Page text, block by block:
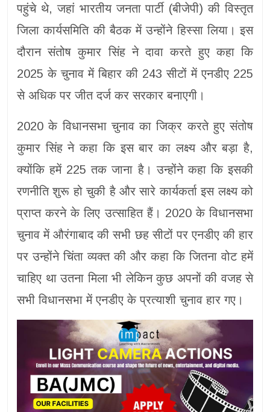
पहुंचे थे, जहां भारतीय जनता पार्टी (बीजेपी) की विस्तृत
जिला कार्यसमिति की बैठक में उन्होंने हिस्सा लिया। इस
दौरान संतोष कुमार सिंह ने दावा करते हुए कहा कि
2025 के चुनाव में बिहार की 243 सीटों में एनडीए 225
से अधिक पर जीत दर्ज कर सरकार बनाएगी।
2020 के विधानसभा चुनाव का जिक्र करते हुए संतोष
कुमार सिंह ने कहा कि इस बार का लक्ष्य और बड़ा है,
क्योंकि हमें 225 तक जाना है। उन्होंने कहा कि इसकी
रणनीति शुरू हो चुकी है और सारे कार्यकर्ता इस लक्ष्य को
प्राप्त करने के लिए उत्साहित हैं। 2020 के विधानसभा
चुनाव में औरंगाबाद की सभी छह सीटों पर एनडीए की हार
पर उन्होंने चिंता व्यक्त की और कहा कि जितना वोट हमें
चाहिए था उतना मिला भी लेकिन कुछ अपनों की वजह से
सभी विधानसभा में एनडीए के प्रत्याशी चुनाव हार गए।